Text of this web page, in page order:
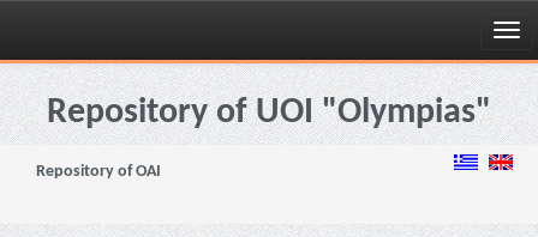
Skip
navigationRepository of UOI "Olympias"
Repository of OAI